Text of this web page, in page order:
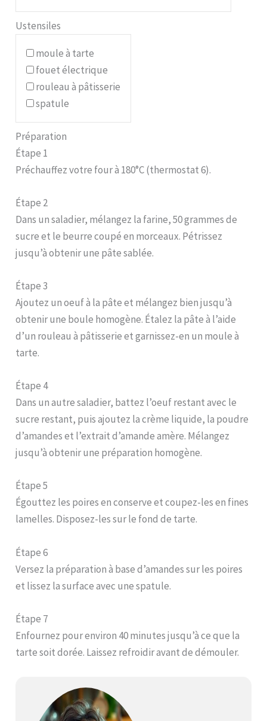
Ustensiles
moule à tarte
fouet électrique
rouleau à pâtisserie
spatule
Préparation
Étape 1
Préchauffez votre four à 180°C (thermostat 6).
Étape 2
Dans un saladier, mélangez la farine, 50 grammes de
sucre et le beurre coupé en morceaux. Pétrissez
jusqu’à obtenir une pâte sablée.
Étape 3
Ajoutez un oeuf à la pâte et mélangez bien jusqu’à
obtenir une boule homogène. Étalez la pâte à l’aide
d’un rouleau à pâtisserie et garnissez-en un moule à
tarte.
Étape 4
Dans un autre saladier, battez l’oeuf restant avec le
sucre restant, puis ajoutez la crème liquide, la poudre
d’amandes et l’extrait d’amande amère. Mélangez
jusqu’à obtenir une préparation homogène.
Étape 5
Égouttez les poires en conserve et coupez-les en fines
lamelles. Disposez-les sur le fond de tarte.
Étape 6
Versez la préparation à base d’amandes sur les poires
et lissez la surface avec une spatule.
Étape 7
Enfournez pour environ 40 minutes jusqu’à ce que la
tarte soit dorée. Laissez refroidir avant de démouler.